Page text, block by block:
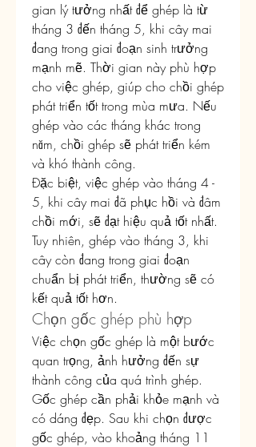
gian lý tưởng nhất để ghép là từ
tháng 3 đến tháng 5, khi cây mai
đang trong giai đoạn sinh trưởng
mạnh mẽ. Thời gian này phù hợp
cho việc ghép, giúp cho chồi ghép
phát triển tốt trong mùa mưa. Nếu
ghép vào các tháng khác trong
năm, chồi ghép sẽ phát triển kém
và khó thành công.
Đặc biệt, việc ghép vào tháng 4 -
5, khi cây mai đã phục hồi và đâm
chồi mới, sẽ đạt hiệu quả tốt nhất.
Tuy nhiên, ghép vào tháng 3, khi
cây còn đang trong giai đoạn
chuẩn bị phát triển, thường sẽ có
kết quả tốt hơn.
Chọn gốc ghép phù hợp
Việc chọn gốc ghép là một bước
quan trọng, ảnh hưởng đến sự
thành công của quá trình ghép.
Gốc ghép cần phải khỏe mạnh và
có dáng đẹp. Sau khi chọn được
gốc ghép, vào khoảng tháng 11